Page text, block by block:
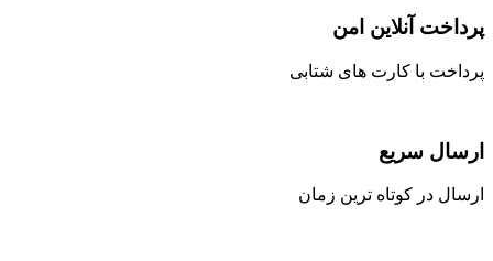
پرداخت آنلاین امن
پرداخت با کارت های شتابی
ارسال سریع
ارسال در کوتاه ترین زمان